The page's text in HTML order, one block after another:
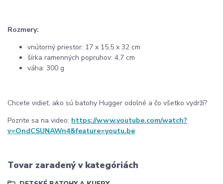
Rozmery:
vnútorný priestor: 17 x 15,5 x 32 cm
šírka ramenných popruhov: 4,7 cm
váha: 300 g
Chcete vidieť, ako sú batohy Hugger odolné a čo všetko vydrží?
Pozrite sa na video: https://www.youtube.com/watch?
v=OndCSUNAWn4&feature=youtu.be
Tovar zaradený v kategóriách